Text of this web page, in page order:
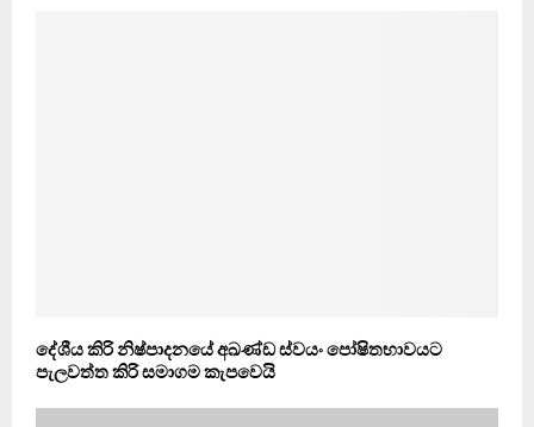
දේශීය කිරි නිෂ්පාදනයේ අඛණ්ඩ ස්වයං පෝෂිතභාවයට
පැලවත්ත කිරි සමාගම කැපවෙයි